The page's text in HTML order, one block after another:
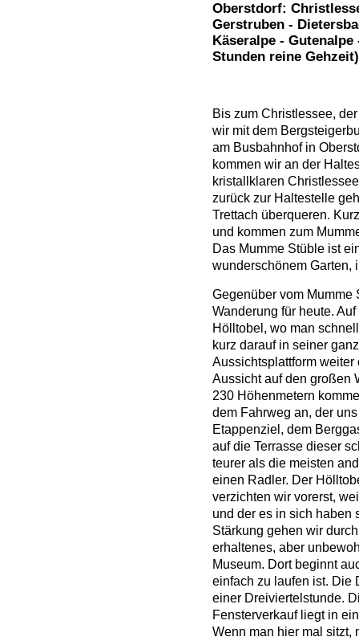
Oberstdorf:
Gerstruben -
Käseralpe -
Stunden reine Gehzeit)
Bis zum Christlessee,
wir mit dem
am Busbahnhof in
kommen wir an der
kristallklaren
zurück zur Haltestelle
Trettach überqueren.
und kommen zum
Das Mumme Stüble ist
wunderschönem Garten,
Gegenüber vom
Wanderung für heute.
Hölltobel, wo man
kurz darauf in seiner
Aussichtsplattform
Aussicht auf den großen
230 Höhenmetern
dem Fahrweg an, der
Etappenziel, dem
auf die Terrasse dieser
teurer als die meisten
einen Radler. Der
verzichten wir vorerst,
und der es in sich haben
Stärkung gehen wir
erhaltenes, aber
Museum. Dort beginnt
einfach zu laufen ist. Die
einer Dreiviertelstunde.
Fensterverkauf liegt in
Wenn man hier mal sitzt,